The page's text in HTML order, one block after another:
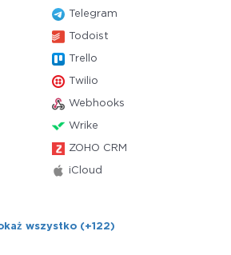
Telegram
Todoist
Trello
Twilio
Webhooks
Wrike
ZOHO CRM
iCloud
wszystko (+122)